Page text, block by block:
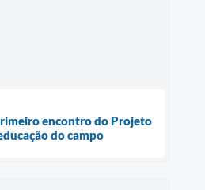
encontro do Projeto
do campo